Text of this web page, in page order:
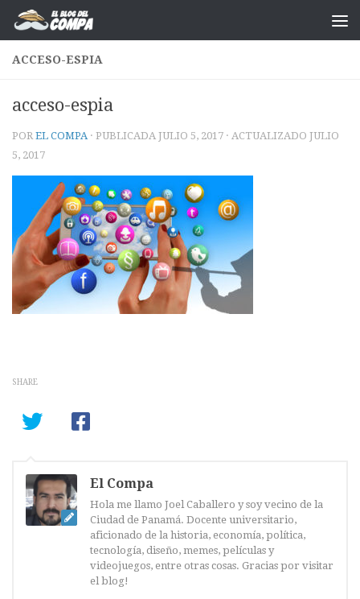
Saltar al contenido
ACCESO-ESPIA
acceso-espia
POR EL COMPA · PUBLICADA JULIO 5, 2017 · ACTUALIZADO JULIO
5, 2017
SHARE
El Compa
Hola me llamo Joel Caballero y soy vecino de la
Ciudad de Panamá. Docente universitario,
aficionado de la historia, economía, política,
tecnología, diseño, memes, películas y
videojuegos, entre otras cosas. Gracias por visitar
el blog!